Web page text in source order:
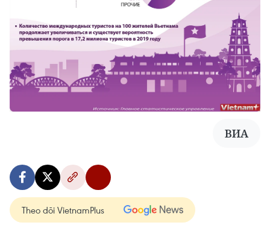
ВИА
Theo dõi VietnamPlus